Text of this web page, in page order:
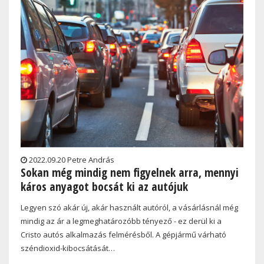
2022.09.20 Petre András
Sokan még mindig nem figyelnek arra, mennyi
káros anyagot bocsát ki az autójuk
Legyen szó akár új, akár használt autóról, a vásárlásnál még
mindig az ár a legmeghatározóbb tényező - ez derül ki a
Cristo autós alkalmazás felmérésből. A gépjármű várható
széndioxid-kibocsátását…